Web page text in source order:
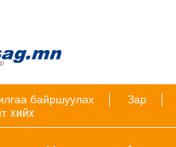
байршуулах
Зар
хийх